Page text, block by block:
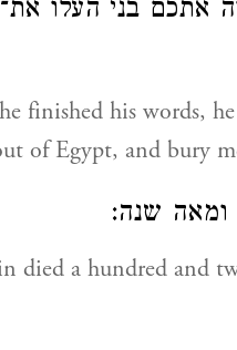
אתכם בני העלו
finished his words,
of Egypt, and bury
ומאה שנה:
died a hundred and